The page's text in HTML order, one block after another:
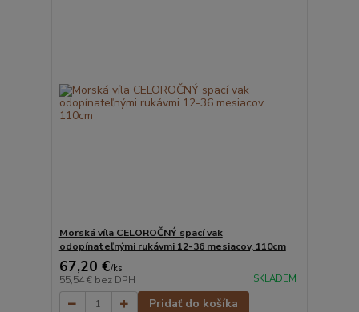
Morská víla CELOROČNÝ spací vak
odopínateľnými rukávmi 12-36 mesiacov, 110cm
67,20 €/ks
55,54 € bez DPH SKLADEM
Pridať do košíka